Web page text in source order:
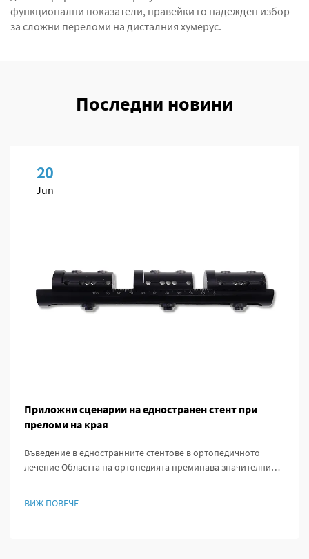
функционални показатели, правейки го надежден избор
за сложни переломи на дисталния хумерус.
Последни новини
20
Jun
Приложни сценарии на едностранен стент при
преломи на края
Въведение в едностранните стентове в ортопедичното
лечение Областта на ортопедията преминава значителни
продължение на десетилетия лекарите предимно
ВИЖ ПОВЕЧЕ